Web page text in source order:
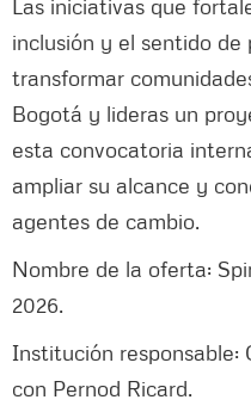
Las iniciativas que
inclusión y el sentido
transformar
Bogotá y lideras un
esta convocatoria
ampliar su alcance y
agentes de cambio.
Nombre de la oferta:
2026.
Institución responsable:
con Pernod Ricard.